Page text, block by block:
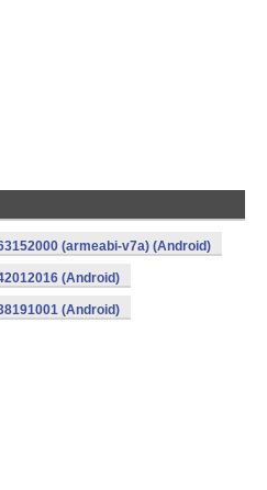
(armeabi-v7a) (Android)
(Android)
(Android)